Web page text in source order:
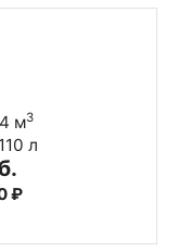
м3
л
₽